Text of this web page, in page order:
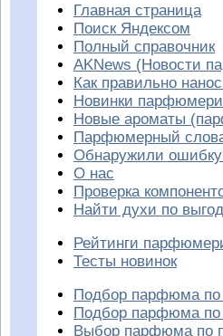
Главная страница
Поиск Яндексом
Полный справочник
AKNews (Новости
Как правильно
Новинки
Новые ароматы
Парфюмерный
Обнаружили
О нас
Проверка
Найти духи по
Рейтинги
Тесты новинок
Подбор парфюма по
Подбор парфюма
Выбор парфюма по